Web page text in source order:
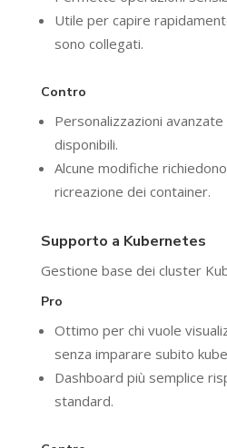
Utile per capire
sono collegati.
Contro
Personalizzazioni
disponibili.
Alcune modifiche
ricreazione dei container.
Supporto a Kubernetes
Gestione base dei cluster
Pro
Ottimo per chi vuole
senza imparare subito
Dashboard più semplice
standard.